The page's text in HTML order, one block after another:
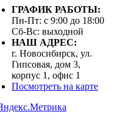
ГРАФИК РАБОТЫ:
Пн-Пт: с 9:00 до 18:00
Сб-Вс: выходной
НАШ АДРЕС:
г. Новосибирск, ул.
Гипсовая, дом 3,
корпус 1, офис 1
Посмотреть на карте